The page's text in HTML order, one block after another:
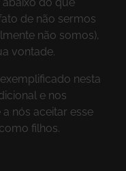
de não sermos
não somos),
vontade.
nesta
e nos
nós aceitar esse
filhos.